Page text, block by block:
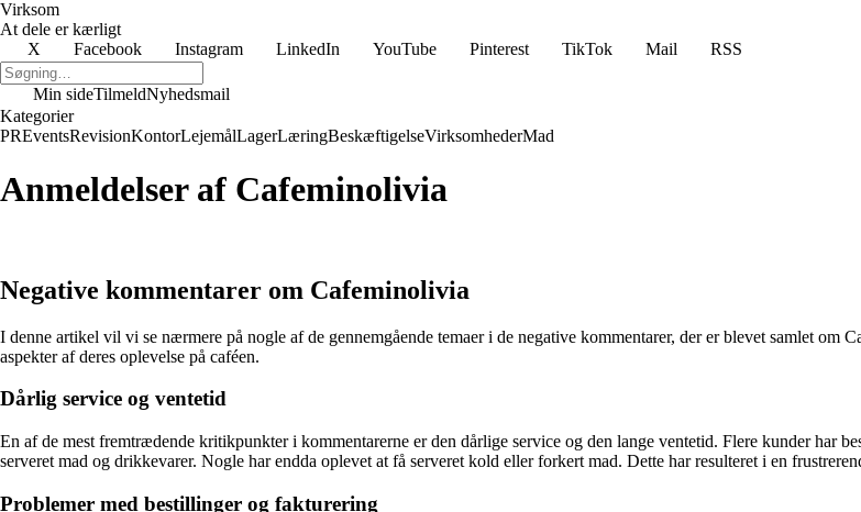
Virksom
At dele er kærligt
X
Facebook Instagram LinkedIn YouTube Pinterest TikTok Mail RSS
Min sideTilmeldNyhedsmail
Kategorier
PREventsRevisionKontorLejemålLagerLæringBeskæftigelseVirksomhederMad
Anmeldelser af Cafeminolivia
Negative kommentarer om Cafeminolivia
I denne artikel vil vi se nærmere på nogle af de gennemgående temaer i de negative kommentarer, der er blevet samlet
aspekter af deres oplevelse på caféen.
Dårlig service og ventetid
En af de mest fremtrædende kritikpunkter i kommentarerne er den dårlige service og den lange ventetid. Flere kunder har
serveret mad og drikkevarer. Nogle har endda oplevet at få serveret kold eller forkert mad. Dette har resulteret i en
Problemer med bestillinger og fakturering